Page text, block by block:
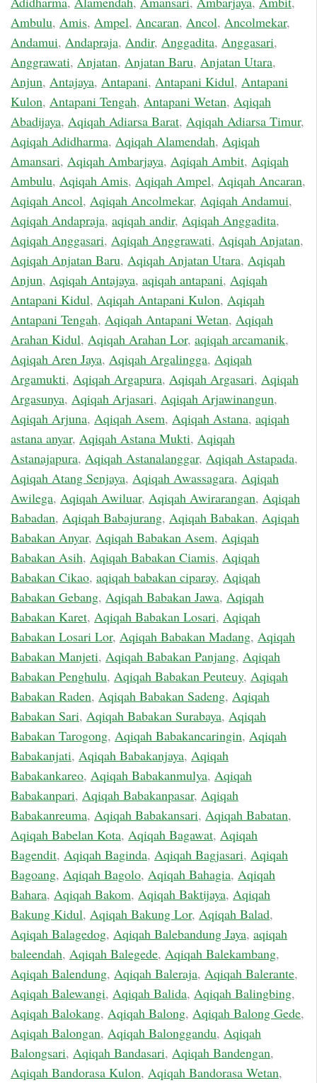
Ambulu, Amis, Ampel, Ancaran, Ancol, Ancolmekar,
Andamui, Andapraja, Andir, Anggadita, Anggasari,
Anggrawati, Anjatan, Anjatan Baru, Anjatan Utara,
Anjun, Antajaya, Antapani, Antapani Kidul, Antapani
Kulon, Antapani Tengah, Antapani Wetan, Aqiqah
Abadijaya, Aqiqah Adiarsa Barat, Aqiqah Adiarsa Timur,
Aqiqah Adidharma, Aqiqah Alamendah, Aqiqah
Amansari, Aqiqah Ambarjaya, Aqiqah Ambit, Aqiqah
Ambulu, Aqiqah Amis, Aqiqah Ampel, Aqiqah Ancaran,
Aqiqah Ancol, Aqiqah Ancolmekar, Aqiqah Andamui,
Aqiqah Andapraja, aqiqah andir, Aqiqah Anggadita,
Aqiqah Anggasari, Aqiqah Anggrawati, Aqiqah Anjatan,
Aqiqah Anjatan Baru, Aqiqah Anjatan Utara, Aqiqah
Anjun, Aqiqah Antajaya, aqiqah antapani, Aqiqah
Antapani Kidul, Aqiqah Antapani Kulon, Aqiqah
Antapani Tengah, Aqiqah Antapani Wetan, Aqiqah
Arahan Kidul, Aqiqah Arahan Lor, aqiqah arcamanik,
Aqiqah Aren Jaya, Aqiqah Argalingga, Aqiqah
Argamukti, Aqiqah Argapura, Aqiqah Argasari, Aqiqah
Argasunya, Aqiqah Arjasari, Aqiqah Arjawinangun,
Aqiqah Arjuna, Aqiqah Asem, Aqiqah Astana, aqiqah
astana anyar, Aqiqah Astana Mukti, Aqiqah
Astanajapura, Aqiqah Astanalanggar, Aqiqah Astapada,
Aqiqah Atang Senjaya, Aqiqah Awassagara, Aqiqah
Awilega, Aqiqah Awiluar, Aqiqah Awirarangan, Aqiqah
Babadan, Aqiqah Babajurang, Aqiqah Babakan, Aqiqah
Babakan Anyar, Aqiqah Babakan Asem, Aqiqah
Babakan Asih, Aqiqah Babakan Ciamis, Aqiqah
Babakan Cikao, aqiqah babakan ciparay, Aqiqah
Babakan Gebang, Aqiqah Babakan Jawa, Aqiqah
Babakan Karet, Aqiqah Babakan Losari, Aqiqah
Babakan Losari Lor, Aqiqah Babakan Madang, Aqiqah
Babakan Manjeti, Aqiqah Babakan Panjang, Aqiqah
Babakan Penghulu, Aqiqah Babakan Peuteuy, Aqiqah
Babakan Raden, Aqiqah Babakan Sadeng, Aqiqah
Babakan Sari, Aqiqah Babakan Surabaya, Aqiqah
Babakan Tarogong, Aqiqah Babakancaringin, Aqiqah
Babakanjati, Aqiqah Babakanjaya, Aqiqah
Babakankareo, Aqiqah Babakanmulya, Aqiqah
Babakanpari, Aqiqah Babakanpasar, Aqiqah
Babakanreuma, Aqiqah Babakansari, Aqiqah Babatan,
Aqiqah Babelan Kota, Aqiqah Bagawat, Aqiqah
Bagendit, Aqiqah Baginda, Aqiqah Bagjasari, Aqiqah
Bagoang, Aqiqah Bagolo, Aqiqah Bahagia, Aqiqah
Bahara, Aqiqah Bakom, Aqiqah Baktijaya, Aqiqah
Bakung Kidul, Aqiqah Bakung Lor, Aqiqah Balad,
Aqiqah Balagedog, Aqiqah Balebandung Jaya, aqiqah
baleendah, Aqiqah Balegede, Aqiqah Balekambang,
Aqiqah Balendung, Aqiqah Baleraja, Aqiqah Balerante,
Aqiqah Balewangi, Aqiqah Balida, Aqiqah Balingbing,
Aqiqah Balokang, Aqiqah Balong, Aqiqah Balong Gede,
Aqiqah Balongan, Aqiqah Balonggandu, Aqiqah
Balongsari, Aqiqah Bandasari, Aqiqah Bandengan,
Aqiqah Bandorasa Kulon, Aqiqah Bandorasa Wetan,